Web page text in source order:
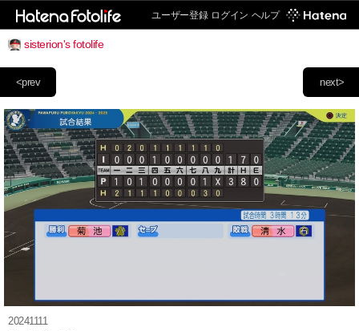
ユーザー登録 ログイン ヘルプ
sisterion's fotolife
next>
<prev
20241111